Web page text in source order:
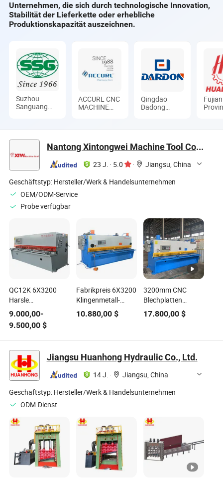
Unternehmen, die sich durch technologische Innovation,
Stabilität der Lieferkette oder erhebliche
Produktionskapazität auszeichnen.
Suzhou
Sanguang
Co., Ltd.
ACCURL CNC
MACHINE
CO., LTD.
Qingdao
Dadong
Co., Ltd.
Fujian
Co.,
Nantong Xintongwei Machine Tool Co., Ltd
23 J. · 5.0 ·
Jiangsu, China
Geschäftstyp: Hersteller/Werk & Handelsunternehmen
OEM/ODM-Service
Probe verfügbar
QC12K 6X3200
Harsle
Schwingschneider
Hydraulische
Schermaschine
Blech Guillotine
Schneiden
9.000,00-
9.500,00 $
Fabrikpreis 6X3200
Klingenmetall-
Schneid-Guilotine-
Schermaschine mit
10.880,00$
3200mm CNC
Blechplatten
Schneid
Hydraulische
Schermaschine
17.800,00$
Jiangsu Huanhong Hydraulic Co., Ltd.
14 J. ·
Jiangsu, China
Geschäftstyp: Hersteller/Werk & Handelsunternehmen
ODM-Dienst